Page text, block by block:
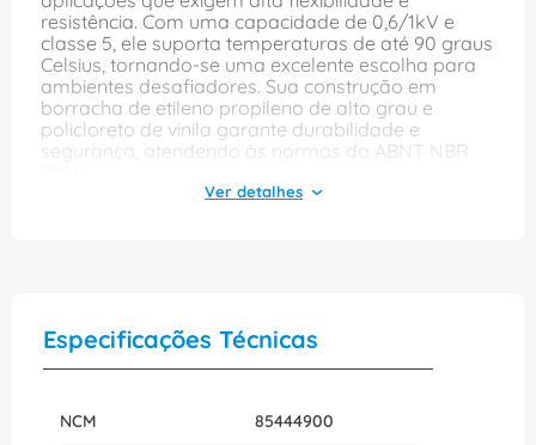
resistência. Com uma capacidade de 0,6/1kV e
classe 5, ele suporta temperaturas de até 90 graus
Celsius, tornando-se uma excelente escolha para
ambientes desafiadores. Sua construção em
borracha de etileno propileno de alto grau e
policloreto de vinila garante durabilidade e
segurança, atendendo às normas da ABNT NBR
e eficiência em sistemas elétricos.
Especificações Técnicas
NCM 85444900